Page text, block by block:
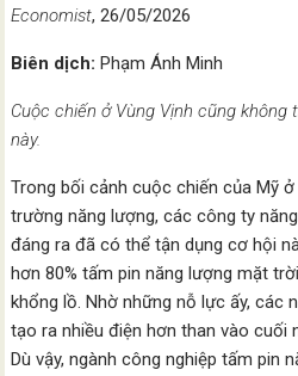
Economist, 26/05/2026
Biên dịch: Phạm Ánh Minh
Cuộc chiến ở Vùng Vịnh cũng
này.
Trong bối cảnh cuộc chiến của Mỹ
trường năng lượng, các công ty
đáng ra đã có thể tận dụng cơ hội
hơn 80% tấm pin năng lượng mặt
khổng lồ. Nhờ những nỗ lực ấy, các
tạo ra nhiều điện hơn than vào cuối
Dù vậy, ngành công nghiệp tấm pin